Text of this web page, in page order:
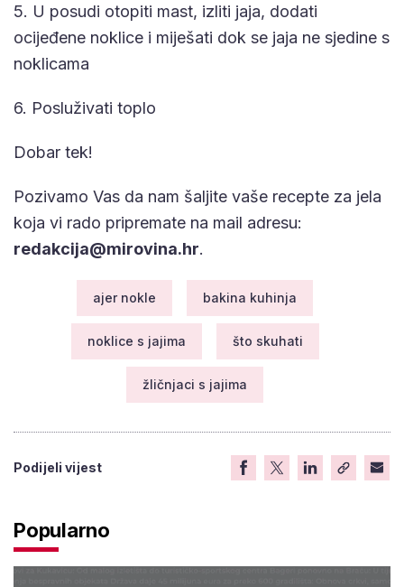
5. U posudi otopiti mast, izliti jaja, dodati
ocijeđene noklice i miješati dok se jaja ne sjedine s
noklicama
6. Posluživati toplo
Dobar tek!
Pozivamo Vas da nam šaljite vaše recepte za jela
koja vi rado pripremate na mail adresu:
redakcija@mirovina.hr.
ajer nokle bakina kuhinja
noklice s jajima što skuhati
žličnjaci s jajima
Podijeli vijest
Popularno